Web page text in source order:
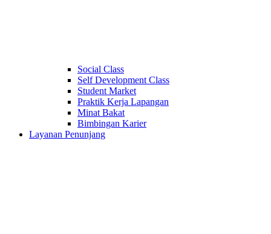
Social Class
Self Development Class
Student Market
Praktik Kerja Lapangan
Minat Bakat
Bimbingan Karier
Layanan Penunjang